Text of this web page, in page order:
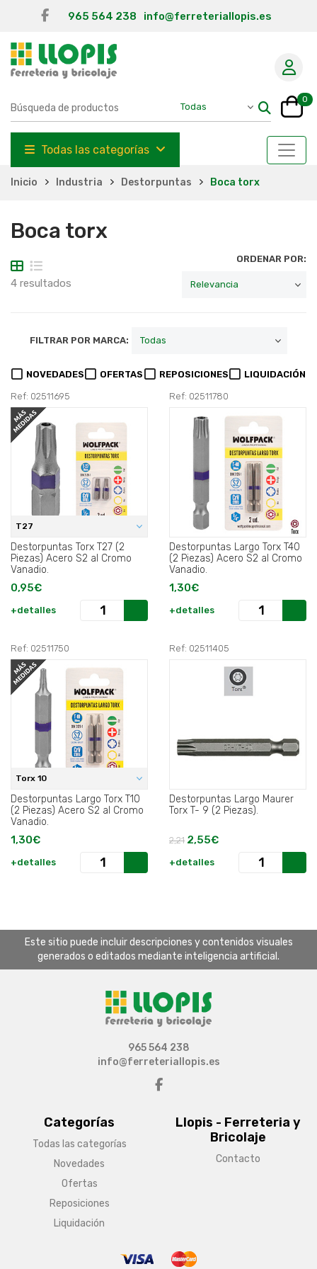
965 564 238 info@ferreteriallopis.es
0
Todas las categorías
Inicio Industria Destorpuntas Boca torx
Boca torx
4 resultados
ORDENAR POR:
FILTRAR POR MARCA:
NOVEDADES OFERTAS REPOSICIONES LIQUIDACIÓN
Ref: 02511695
T27
Destorpuntas Torx T27 (2
Piezas) Acero S2 al Cromo
Vanadio.
0,95€
+detalles
Ref: 02511780
Destorpuntas Largo Torx T40
(2 Piezas) Acero S2 al Cromo
Vanadio.
1,30€
+detalles
Ref: 02511750
Torx 10
Destorpuntas Largo Torx T10
(2 Piezas) Acero S2 al Cromo
Vanadio.
1,30€
+detalles
Ref: 02511405
Destorpuntas Largo Maurer
Torx T- 9 (2 Piezas).
2,21 2,55€
+detalles
Este sitio puede incluir descripciones y contenidos visuales
generados o editados mediante inteligencia artificial.
Categorías
Todas las categorías
Novedades
Ofertas
Reposiciones
Liquidación
Llopis - Ferreteria y
Bricolaje
Contacto
965 564 238
info@ferreteriallopis.es